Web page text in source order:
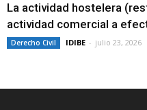
La actividad hostelera
actividad comercial a
Derecho Civil IDIBE - julio 23, 2026